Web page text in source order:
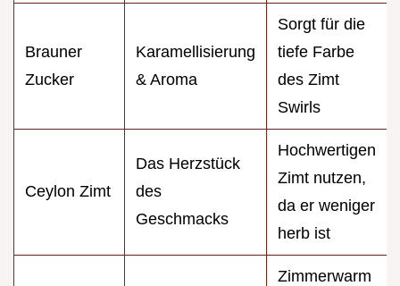
Brauner
Zucker
Karamellisierung
& Aroma
Sorgt für die
tiefe Farbe
des Zimt
Swirls
Ceylon Zimt
Das Herzstück
des
Geschmacks
Hochwertigen
Zimt nutzen,
da er weniger
herb ist
Zimmerwarm